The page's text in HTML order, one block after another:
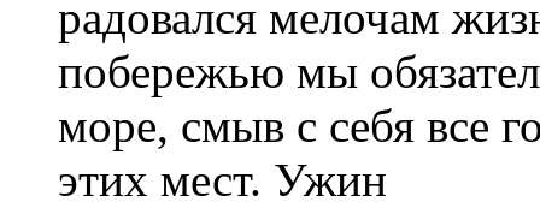
радовался мелочам
побережью мы
море, смыв с себя все
этих мест. Ужин